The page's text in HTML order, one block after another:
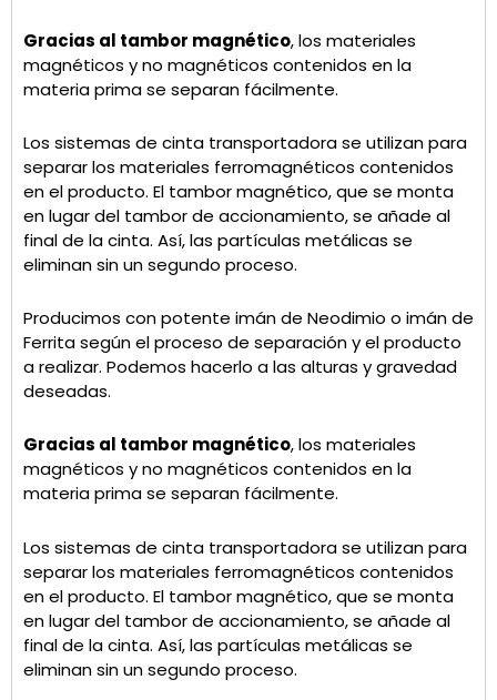
Gracias al tambor magnético, los materiales
magnéticos y no magnéticos contenidos en la
materia prima se separan fácilmente.
Los sistemas de cinta transportadora se utilizan para
separar los materiales ferromagnéticos contenidos
en el producto. El tambor magnético, que se monta
en lugar del tambor de accionamiento, se añade al
final de la cinta. Así, las partículas metálicas se
eliminan sin un segundo proceso.
Producimos con potente imán de Neodimio o imán de
Ferrita según el proceso de separación y el producto
a realizar. Podemos hacerlo a las alturas y gravedad
deseadas.
Gracias al tambor magnético, los materiales
magnéticos y no magnéticos contenidos en la
materia prima se separan fácilmente.
Los sistemas de cinta transportadora se utilizan para
separar los materiales ferromagnéticos contenidos
en el producto. El tambor magnético, que se monta
en lugar del tambor de accionamiento, se añade al
final de la cinta. Así, las partículas metálicas se
eliminan sin un segundo proceso.